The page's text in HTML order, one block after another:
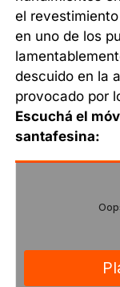
el
en uno de los
descuido en la
provocado por
Escuchá el
santafesina: